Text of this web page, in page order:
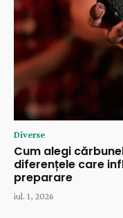
Diverse
Cum alegi
diferențele care
preparare
iul. 1, 2026